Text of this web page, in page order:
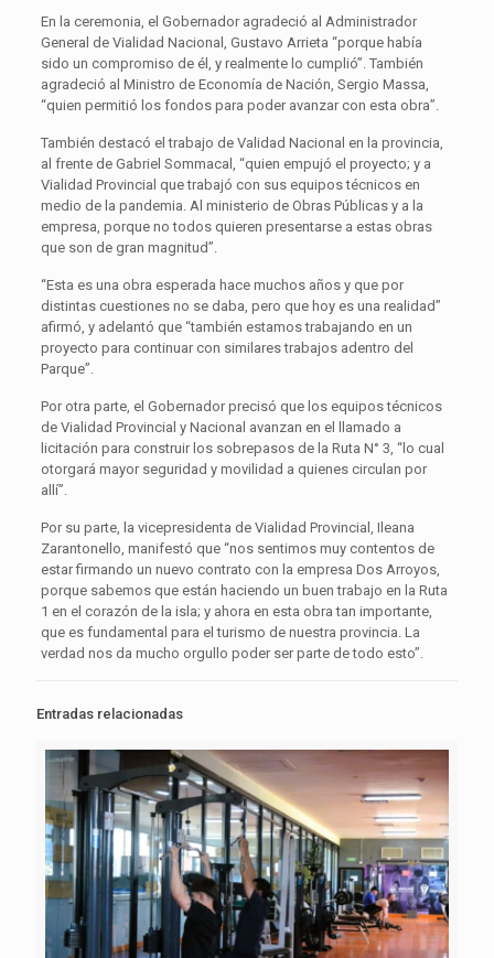
En la ceremonia, el Gobernador agradeció al Administrador
General de Vialidad Nacional, Gustavo Arrieta “porque había
sido un compromiso de él, y realmente lo cumplió”. También
agradeció al Ministro de Economía de Nación, Sergio Massa,
“quien permitió los fondos para poder avanzar con esta obra”.
También destacó el trabajo de Validad Nacional en la provincia,
al frente de Gabriel Sommacal, “quien empujó el proyecto; y a
Vialidad Provincial que trabajó con sus equipos técnicos en
medio de la pandemia. Al ministerio de Obras Públicas y a la
empresa, porque no todos quieren presentarse a estas obras
que son de gran magnitud”.
“Esta es una obra esperada hace muchos años y que por
distintas cuestiones no se daba, pero que hoy es una realidad”
afirmó, y adelantó que “también estamos trabajando en un
proyecto para continuar con similares trabajos adentro del
Parque”.
Por otra parte, el Gobernador precisó que los equipos técnicos
de Vialidad Provincial y Nacional avanzan en el llamado a
licitación para construir los sobrepasos de la Ruta N° 3, “lo cual
otorgará mayor seguridad y movilidad a quienes circulan por
allí”.
Por su parte, la vicepresidenta de Vialidad Provincial, Ileana
Zarantonello, manifestó que “nos sentimos muy contentos de
estar firmando un nuevo contrato con la empresa Dos Arroyos,
porque sabemos que están haciendo un buen trabajo en la Ruta
1 en el corazón de la isla; y ahora en esta obra tan importante,
que es fundamental para el turismo de nuestra provincia. La
verdad nos da mucho orgullo poder ser parte de todo esto”.
Entradas relacionadas